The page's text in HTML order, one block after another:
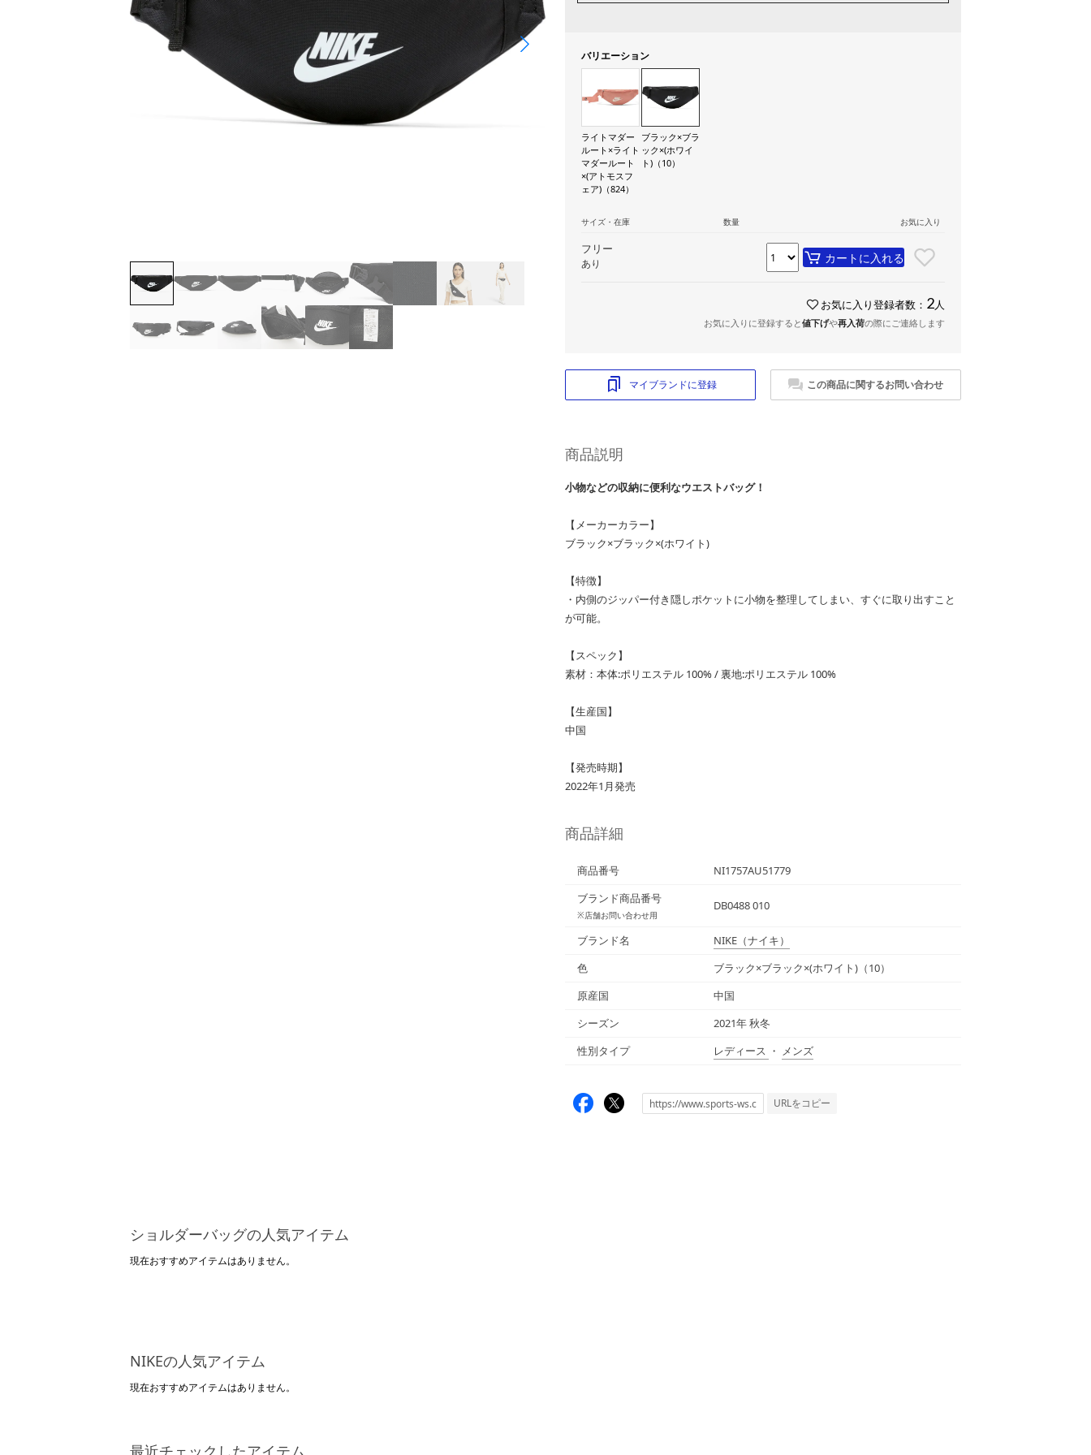
バリエーション
ライトマダー
ルート×ライト
マダールート
×(アトモスフ
ェア)（824）
ブラック×ブラ
ック×(ホワイ
ト)（10）
サイズ・在庫 数量 お気に入り
フリー
あり カートに入れる
お気に入り登録者数： 2 人
お気に入りに登録すると値下げや再入荷の際にご連絡します
マイブランドに登録 この商品に関するお問い合わせ
商品説明
小物などの収納に便利なウエストバッグ！
【メーカーカラー】
ブラック×ブラック×(ホワイト)
【特徴】
・内側のジッパー付き隠しポケットに小物を整理してしまい、すぐに取り出すこと
が可能。
【スペック】
素材：本体:ポリエステル 100% / 裏地:ポリエステル 100%
【生産国】
中国
【発売時期】
2022年1月発売
商品詳細
商品番号
NI1757AU51779
ブランド商品番号
※店舗お問い合わせ用
DB0488 010
ブランド名 NIKE （ナイキ）
色
ブラック×ブラック×(ホワイト)（10）
原産国
中国
シーズン
2021年 秋冬
性別タイプ
レディース ・ メンズ
URLをコピー
ショルダーバッグの人気アイテム
現在おすすめアイテムはありません。
NIKEの人気アイテム
現在おすすめアイテムはありません。
最近チェックしたアイテム